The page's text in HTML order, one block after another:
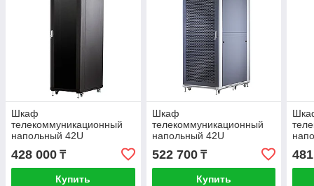
Шкаф
телекоммуникационный
напольный 42U
600x800мм, серия TFC
(SNR-TFC-426080-GS-B-
SF)
428 000 ₸
Купить
Шкаф
телекоммуникационный
напольный 42U
800x800мм, серия TFC
(SNR-TFC-428080-CPDP-
G-SF)
522 700₸
Купить
G-